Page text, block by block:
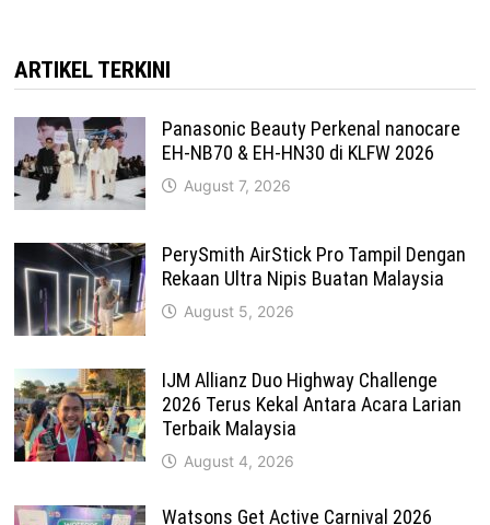
ARTIKEL TERKINI
Panasonic Beauty Perkenal nanocare
EH-NB70 & EH-HN30 di KLFW 2026
August 7, 2026
PerySmith AirStick Pro Tampil Dengan
Rekaan Ultra Nipis Buatan Malaysia
August 5, 2026
IJM Allianz Duo Highway Challenge
2026 Terus Kekal Antara Acara Larian
Terbaik Malaysia
August 4, 2026
Watsons Get Active Carnival 2026